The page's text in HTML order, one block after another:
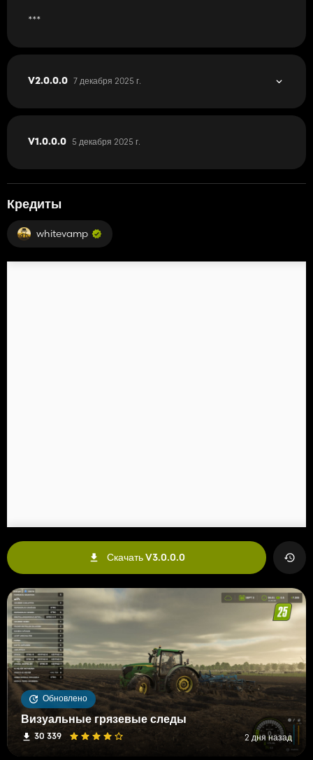
***
V2.0.0.0 7 декабря 2025 г.
V1.0.0.0 5 декабря 2025 г.
Кредиты
whitevamp
Скачать V3.0.0.0
Обновлено
Визуальные грязевые следы
30 339 2 дня назад